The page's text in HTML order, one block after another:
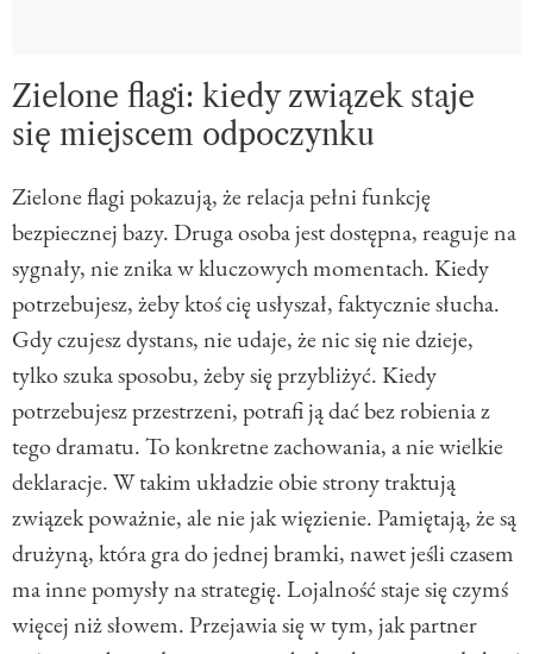
Zielone flagi: kiedy związek staje
się miejscem odpoczynku
Zielone flagi pokazują, że relacja pełni funkcję
bezpiecznej bazy. Druga osoba jest dostępna, reaguje na
sygnały, nie znika w kluczowych momentach. Kiedy
potrzebujesz, żeby ktoś cię usłyszał, faktycznie słucha.
Gdy czujesz dystans, nie udaje, że nic się nie dzieje,
tylko szuka sposobu, żeby się przybliżyć. Kiedy
potrzebujesz przestrzeni, potrafi ją dać bez robienia z
tego dramatu. To konkretne zachowania, a nie wielkie
deklaracje. W takim układzie obie strony traktują
związek poważnie, ale nie jak więzienie. Pamiętają, że są
drużyną, która gra do jednej bramki, nawet jeśli czasem
ma inne pomysły na strategię. Lojalność staje się czymś
więcej niż słowem. Przejawia się w tym, jak partner